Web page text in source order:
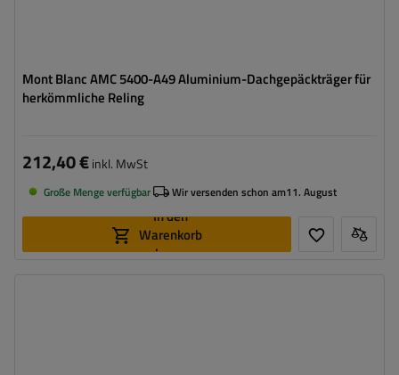
Mont Blanc AMC 5400-A49 Aluminium-Dachgepäckträger für
herkömmliche Reling
212,40 €inkl. MwSt
Große Menge verfügbar Wir versenden schon am11. August
In den
Warenkorb
legen